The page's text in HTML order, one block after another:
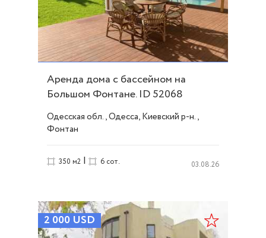
Аренда дома с бассейном на
Большом Фонтане. ID 52068
Одесская обл., Одесса, Киевский р-н.,
Фонтан
350 м2 | 6 сот. 03.08.26
2 000 USD